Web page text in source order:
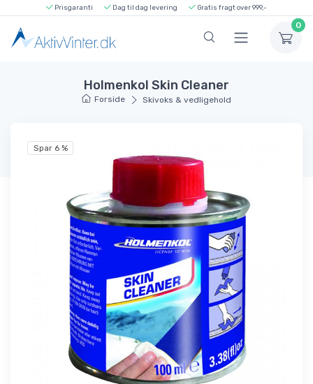
Prisgaranti Dag til dag levering Gratis fragt over 999,-
0
Holmenkol Skin Cleaner
Forside Skivoks & vedligehold
Spar 6 %